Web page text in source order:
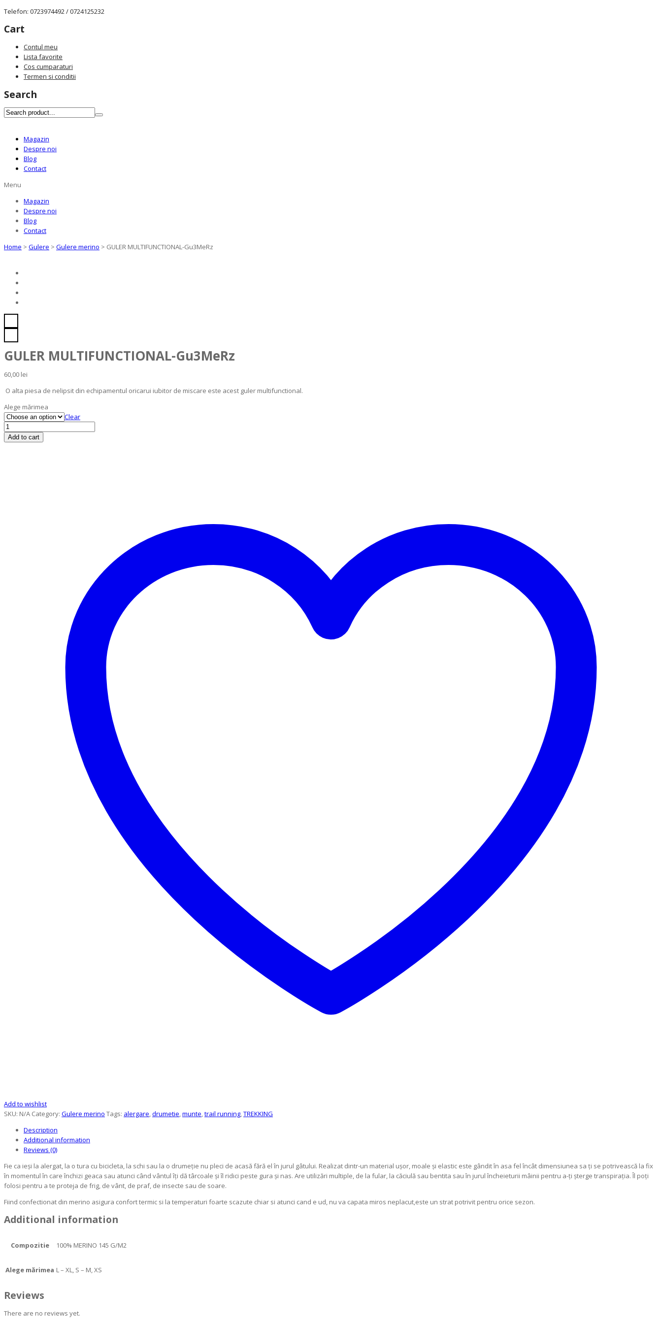
Telefon: 0723974492 / 0724125232
Cart
Contul meu
Lista favorite
Cos cumparaturi
Termen si conditii
Search
Magazin
Despre noi
Blog
Contact
Menu
Magazin
Despre noi
Blog
Contact
Home > Gulere > Gulere merino > GULER MULTIFUNCTIONAL-Gu3MeRz
GULER MULTIFUNCTIONAL-Gu3MeRz
60,00 lei
O alta piesa de nelipsit din echipamentul oricarui iubitor de miscare este acest guler multifunctional.
Alege mărimea
Clear
GULER
MULTIFUNCTIONAL-
Add to cart
Add to wishlist
SKU: N/A Category: Gulere merino Tags: alergare drumetie munte trail running TREKKING
Description
Additional information
Reviews (0)
Fie ca ieși la alergat, la o tura cu bicicleta, la schi sau la o drumeție nu pleci de acasă fără el în jurul gâtului. Realizat dintr-un material ușor, moale și elastic este gândit în asa fel încât dimensiunea sa ți se potrivească la fix
în momentul în care închizi geaca sau atunci când vântul îți dă târcoale și îl ridici peste gura și nas. Are utilizări multiple, de la fular, la căciulă sau bentita sau în jurul încheieturii mâinii pentru a-ți șterge transpirația. Îl poți
folosi pentru a te proteja de frig, de vânt, de praf, de insecte sau de soare.
Fiind confectionat din merino asigura confort termic si la temperaturi foarte scazute chiar si atunci cand e ud, nu va capata miros neplacut,este un strat potrivit pentru orice sezon.
Additional information
Compozitie 100% MERINO 145 G/M2
Alege mărimea L – XL, S – M, XS
Reviews
There are no reviews yet.